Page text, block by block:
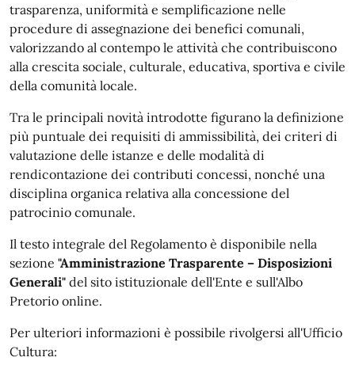
trasparenza, uniformità e semplificazione nelle
procedure di assegnazione dei benefici comunali,
valorizzando al contempo le attività che contribuiscono
alla crescita sociale, culturale, educativa, sportiva e civile
della comunità locale.
Tra le principali novità introdotte figurano la definizione
più puntuale dei requisiti di ammissibilità, dei criteri di
valutazione delle istanze e delle modalità di
rendicontazione dei contributi concessi, nonché una
disciplina organica relativa alla concessione del
patrocinio comunale.
Il testo integrale del Regolamento è disponibile nella
sezione "Amministrazione Trasparente – Disposizioni
Generali" del sito istituzionale dell'Ente e sull'Albo
Pretorio online.
Per ulteriori informazioni è possibile rivolgersi all'Ufficio
Cultura: